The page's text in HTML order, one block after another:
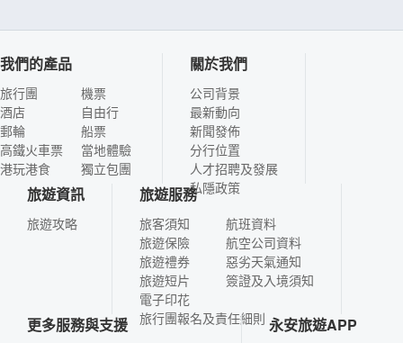
我們的產品
旅行團
酒店
郵輪
高鐵火車票
港玩港食
機票
自由行
船票
當地體驗
獨立包團
關於我們
公司背景
最新動向
新聞發佈
分行位置
人才招聘及發展
私隱政策
旅遊資訊
旅遊攻略
旅遊服務
旅客須知
旅遊保險
旅遊禮券
旅遊短片
電子印花
航班資料
航空公司資料
惡劣天氣通知
簽證及入境須知
旅行團報名及責任細則
更多服務與支援 永安旅遊APP